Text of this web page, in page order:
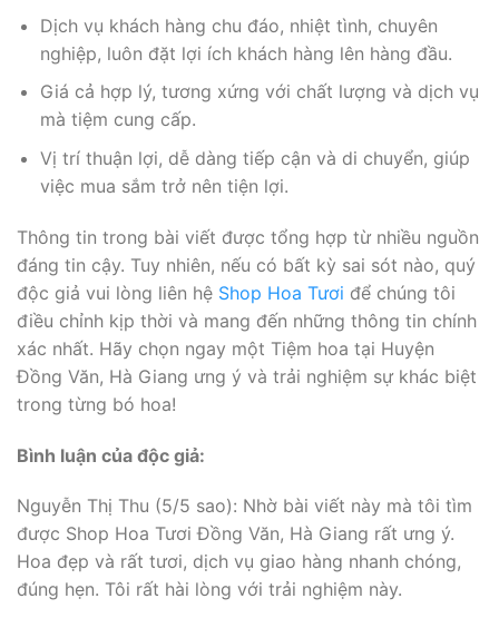
Dịch vụ khách hàng chu đáo, nhiệt tình, chuyên
nghiệp, luôn đặt lợi ích khách hàng lên hàng đầu.
Giá cả hợp lý, tương xứng với chất lượng và dịch vụ
mà tiệm cung cấp.
Vị trí thuận lợi, dễ dàng tiếp cận và di chuyển, giúp
việc mua sắm trở nên tiện lợi.
Thông tin trong bài viết được tổng hợp từ nhiều nguồn
đáng tin cậy. Tuy nhiên, nếu có bất kỳ sai sót nào, quý
độc giả vui lòng liên hệ Shop Hoa Tươi để chúng tôi
điều chỉnh kịp thời và mang đến những thông tin chính
xác nhất. Hãy chọn ngay một Tiệm hoa tại Huyện
Đồng Văn, Hà Giang ưng ý và trải nghiệm sự khác biệt
trong từng bó hoa!
Bình luận của độc giả:
Nguyễn Thị Thu (5/5 sao): Nhờ bài viết này mà tôi tìm
được Shop Hoa Tươi Đồng Văn, Hà Giang rất ưng ý.
Hoa đẹp và rất tươi, dịch vụ giao hàng nhanh chóng,
đúng hẹn. Tôi rất hài lòng với trải nghiệm này.